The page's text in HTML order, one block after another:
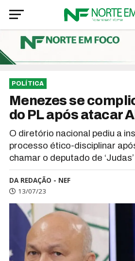
POLÍTICA
Menezes se
do PL após atacar
O diretório nacional pediu a
processo ético-disciplinar
chamar o deputado de ‘Judas’
DA REDAÇÃO - NEF
13/07/23